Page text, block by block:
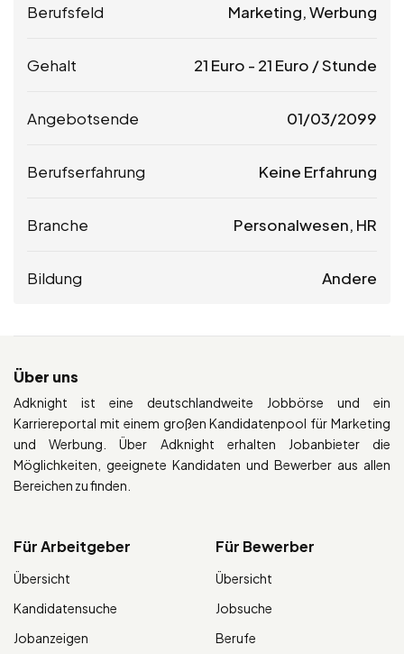
Berufsfeld Marketing, Werbung
Gehalt 21 Euro - 21 Euro / Stunde
Angebotsende 01/03/2099
Berufserfahrung Keine Erfahrung
Branche Personalwesen, HR
Bildung Andere
Über uns
Adknight ist eine deutschlandweite Jobbörse und ein
Karriereportal mit einem großen Kandidatenpool für Marketing
und Werbung. Über Adknight erhalten Jobanbieter die
Möglichkeiten, geeignete Kandidaten und Bewerber aus allen
Bereichen zu finden.
Für Arbeitgeber
Übersicht
Kandidatensuche
Jobanzeigen
Für Bewerber
Übersicht
Jobsuche
Berufe